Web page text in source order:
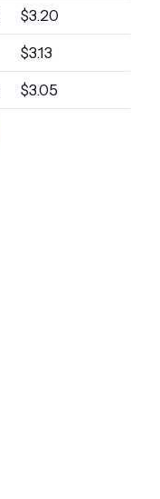
$3.20
$3.13
$3.05